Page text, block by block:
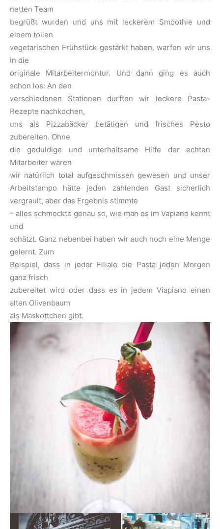
netten Team
begrüßt wurden und uns mit leckerem Smoothie und
einem tollen
vegetarischen Frühstück gestärkt haben, warfen wir uns
in die
originale Mitarbeitermontur. Und dann ging es auch
schon los: An den
verschiedenen Stationen durften wir leckere Pasta-
Rezepte nachkochen,
uns als Pizzabäcker betätigen und frisches Pesto
zubereiten. Ohne
die geduldige und unterhaltsame Hilfe der echten
Mitarbeiter wären
wir natürlich total aufgeschmissen gewesen und unser
Arbeitstempo hätte jeden zahlenden Gast sicherlich
vergrault, aber das Ergebnis stimmte
– alles schmeckte genau so, wie man es im Vapiano kennt
und
schätzt. Ganz nebenbei haben wir auch noch eine Menge
gelernt. Zum
Beispiel, dass in jeder Filiale die Pasta jeden Morgen
ganz frisch
zubereitet wird oder dass es in jedem Viapiano einen
alten Olivenbaum
als Maskottchen gibt.